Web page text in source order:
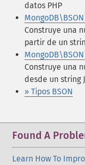
datos PHP
Construye una
partir de un
Construye una
desde un string
» Tipos BSON
Found A
Learn How To